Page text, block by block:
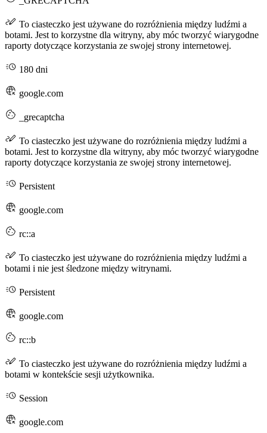
To ciasteczko jest używane do rozróżnienia między ludźmi a
botami. Jest to korzystne dla witryny, aby móc tworzyć wiarygodne
raporty dotyczące korzystania ze swojej strony internetowej.
180 dni
google.com
_grecaptcha
To ciasteczko jest używane do rozróżnienia między ludźmi a
botami. Jest to korzystne dla witryny, aby móc tworzyć wiarygodne
raporty dotyczące korzystania ze swojej strony internetowej.
Persistent
google.com
rc::a
To ciasteczko jest używane do rozróżnienia między ludźmi a
botami i nie jest śledzone między witrynami.
Persistent
google.com
rc::b
To ciasteczko jest używane do rozróżnienia między ludźmi a
botami w kontekście sesji użytkownika.
Session
google.com